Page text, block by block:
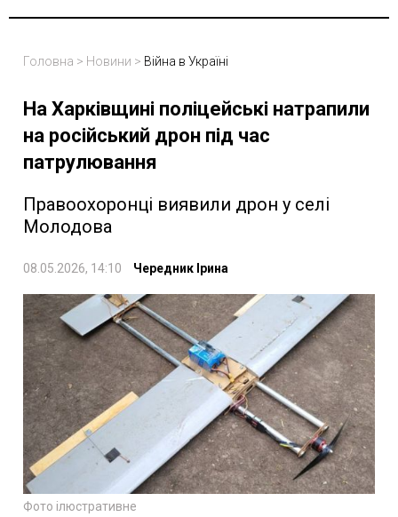
Головна > Новини > Війна в Україні
На Харківщині поліцейські натрапили
на російський дрон під час
патрулювання
Правоохоронці виявили дрон у селі
Молодова
08.05.2026, 14:10 Чередник Ірина
Фото ілюстративне